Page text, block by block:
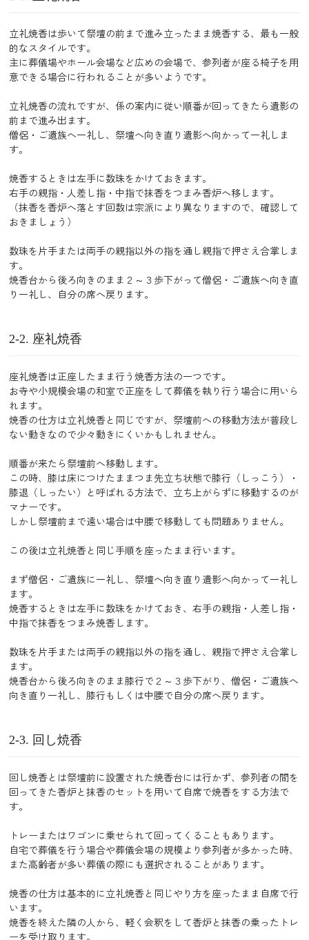
立礼焼香は歩いて祭壇の前まで進み立ったまま焼香する、最も一般
的なスタイルです。
主に葬儀場やホール会場など広めの会場で、参列者が座る椅子を用
意できる場合に行われることが多いようです。
立礼焼香の流れですが、係の案内に従い順番が回ってきたら遺影の
前まで進み出ます。
僧侶・ご遺族へ一礼し、祭壇へ向き直り遺影へ向かって一礼しま
す。
焼香するときは左手に数珠をかけておきます。
右手の親指・人差し指・中指で抹香をつまみ香炉へ移します。
（抹香を香炉へ落とす回数は宗派により異なりますので、確認して
おきましょう）
数珠を片手または両手の親指以外の指を通し親指で押さえ合掌しま
す。
焼香台から後ろ向きのまま２～３歩下がって僧侶・ご遺族へ向き直
り一礼し、自分の席へ戻ります。
2-2. 座礼焼香
座礼焼香は正座したまま行う焼香方法の一つです。
お寺や小規模会場の和室で正座をして葬儀を執り行う場合に用いら
れます。
焼香の仕方は立礼焼香と同じですが、祭壇前への移動方法が普段し
ない動きなので少々動きにくいかもしれません。
順番が来たら祭壇前へ移動します。
この時、膝は床につけたままつま先立ち状態で膝行（しっこう）・
膝退（しったい）と呼ばれる方法で、立ち上がらずに移動するのが
マナーです。
しかし祭壇前まで遠い場合は中腰で移動しても問題ありません。
この後は立礼焼香と同じ手順を座ったまま行います。
まず僧侶・ご遺族に一礼し、祭壇へ向き直り遺影へ向かって一礼し
ます。
焼香するときは左手に数珠をかけておき、右手の親指・人差し指・
中指で抹香をつまみ焼香します。
数珠を片手または両手の親指以外の指を通し、親指で押さえ合掌し
ます。
焼香台から後ろ向きのまま膝行で２～３歩下がり、僧侶・ご遺族へ
向き直り一礼し、膝行もしくは中腰で自分の席へ戻ります。
2-3. 回し焼香
回し焼香とは祭壇前に設置された焼香台には行かず、参列者の間を
回ってきた香炉と抹香のセットを用いて自席で焼香をする方法で
す。
トレーまたはワゴンに乗せられて回ってくることもあります。
自宅で葬儀を行う場合や葬儀会場の規模より参列者が多かった時、
また高齢者が多い葬儀の際にも選択されることがあります。
焼香の仕方は基本的に立礼焼香と同じやり方を座ったまま自席で行
います。
焼香を終えた隣の人から、軽く会釈をして香炉と抹香の乗ったトレ
ーを受け取ります。